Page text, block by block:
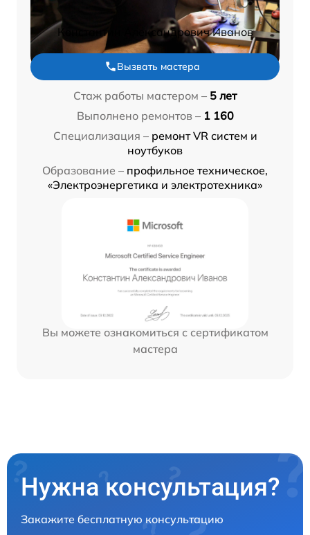
Константин Александрович Иванов
Вызвать мастера
Стаж работы мастером – 5 лет
Выполнено ремонтов – 1 160
Специализация – ремонт VR систем и
ноутбуков
Образование – профильное техническое,
«Электроэнергетика и электротехника»
Вы можете ознакомиться с сертификатом
мастера
Нужна консультация?
Закажите бесплатную консультацию